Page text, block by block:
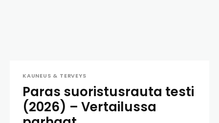
KAUNEUS & TERVEYS
Paras suoristusrauta testi
(2026) – Vertailussa